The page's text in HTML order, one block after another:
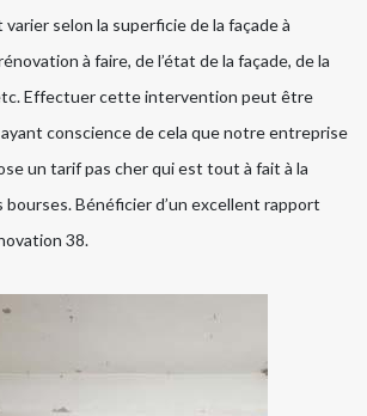
selon la superficie de la façade à
à faire, de l’état de la façade, de la
Effectuer cette intervention peut être
conscience de cela que notre entreprise
un tarif pas cher qui est tout à fait à la
Bénéficier d’un excellent rapport
38.